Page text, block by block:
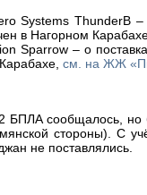
Systems ThunderB
в Нагорном
Sparrow – о
см. на ЖЖ
сообщалось, но
стороны). С
не поставлялись.